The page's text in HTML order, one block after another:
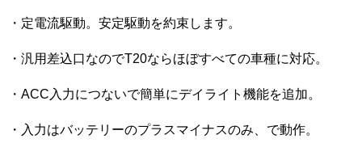
・定電流駆動。安定駆動を約束します。
・汎用差込口なのでT20ならほぼすべての車種に対応。
・ACC入力につないで簡単にデイライト機能を追加。
・入力はバッテリーのプラスマイナスのみ、で動作。